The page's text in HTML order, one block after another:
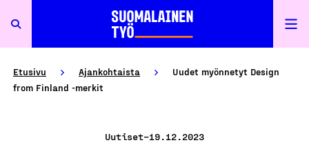
Etusivu Ajankohtaista
Uudet myönnetyt Design
from Finland -merkit
Uutiset–19.12.2023